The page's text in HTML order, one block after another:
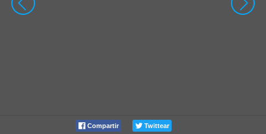
Compartir Twittear